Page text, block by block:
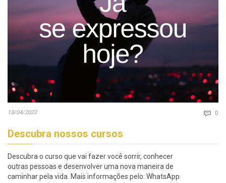
13/04/2022  0
Descubra nossos cursos
Descubra o curso que vai fazer você sorrir, conhecer
outras pessoas e desenvolver uma nova maneira de
caminhar pela vida. Mais informações pelo: WhatsApp